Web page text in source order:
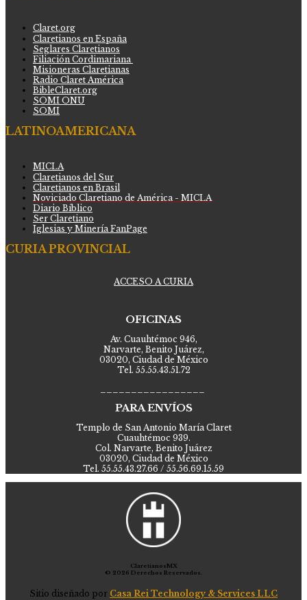
Claret.org
Claretianos en España
Seglares Claretianos
Filiación Cordimariana
Misioneras Claretianas
Radio Claret América
BibleClaret.org
SOMI ONU
SOMI
LATINOAMERICANA
MICLA
Claretianos del Sur
Claretianos en Brasil
Noviciado Claretiano de América - MICLA
Diario Bíblico
Ser Claretiano
Iglesias y Minería FanPage
CURIA PROVINCIAL
ACCESO A CURIA
OFICINAS
Av. Cuauhtémoc 946,
Narvarte, Benito Juárez,
03020, Ciudad de México
Tel. 55.55.43.51.72
PARA ENVÍOS
Templo de San Antonio María Claret
Cuauhtémoc 939.
Col. Narvarte, Benito Juárez
03020, Ciudad de México
Tel. 55.55.43.27.66 / 55.56.69.15.59
ClaretianosMX
© 2026 Derechos Reservados.
Sitio diseñado por Casa Rei Technology & Services LLC